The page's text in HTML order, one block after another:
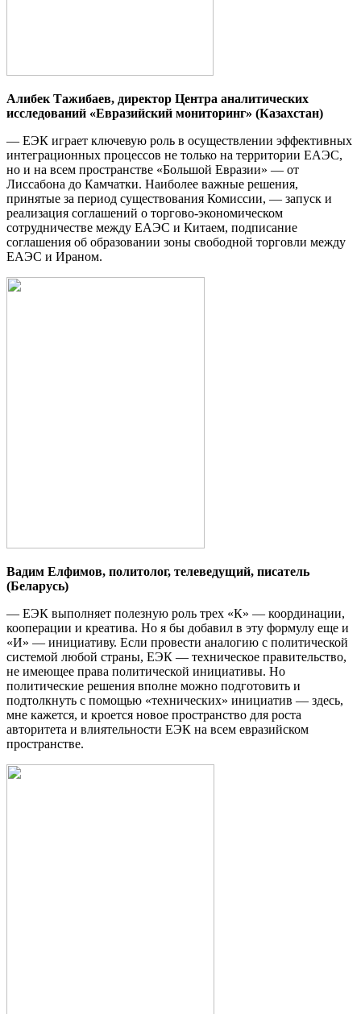
Алибек Тажибаев, директор Центра аналитических
исследований «Евразийский мониторинг» (Казахстан)
— ЕЭК играет ключевую роль в осуществлении эффективных
интеграционных процессов не только на территории ЕАЭС,
но и на всем пространстве «Большой Евразии» — от
Лиссабона до Камчатки. Наиболее важные решения,
принятые за период существования Комиссии, — запуск и
реализация соглашений о торгово-экономическом
сотрудничестве между ЕАЭС и Китаем, подписание
соглашения об образовании зоны свободной торговли между
ЕАЭС и Ираном.
Вадим Елфимов, политолог, телеведущий, писатель
(Беларусь)
— ЕЭК выполняет полезную роль трех «К» — координации,
кооперации и креатива. Но я бы добавил в эту формулу еще и
«И» — инициативу. Если провести аналогию с политической
системой любой страны, ЕЭК — техническое правительство,
не имеющее права политической инициативы. Но
политические решения вполне можно подготовить и
подтолкнуть с помощью «технических» инициатив — здесь,
мне кажется, и кроется новое пространство для роста
авторитета и влиятельности ЕЭК на всем евразийском
пространстве.